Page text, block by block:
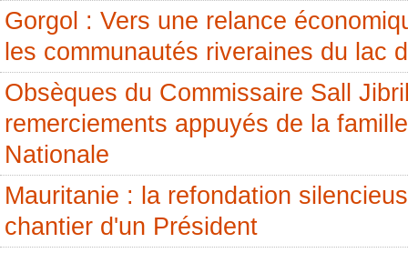
Gorgol : Vers une relance
les communautés riveraines du lac
Obsèques du Commissaire Sall
remerciements appuyés de la
Nationale
Mauritanie : la refondation
chantier d'un Président